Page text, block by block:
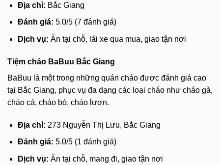
Địa chỉ: Bắc Giang
Đánh giá: 5.0/5 (7 đánh giá)
Dịch vụ: Ăn tại chỗ, lái xe qua mua, giao tận nơi
Tiệm cháo BaBuu Bắc Giang
BaBuu là một trong những quán cháo được đánh giá cao
tại Bắc Giang, phục vụ đa dạng các loại cháo như cháo gà,
cháo cá, cháo bò, cháo lươn.
Địa chỉ: 273 Nguyễn Thị Lưu, Bắc Giang
Đánh giá: 5.0/5 (1 đánh giá)
Dịch vụ: Ăn tại chỗ, mang đi, giao tận nơi